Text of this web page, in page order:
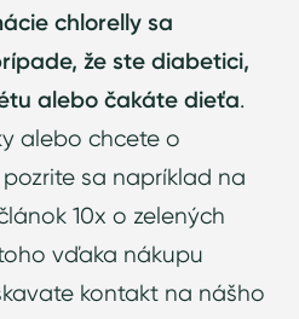
chlorelly sa
že ste diabetici,
alebo čakáte dieťa.
alebo chcete o
sa napríklad na
10x o zelených
vďaka nákupu
kontakt na nášho